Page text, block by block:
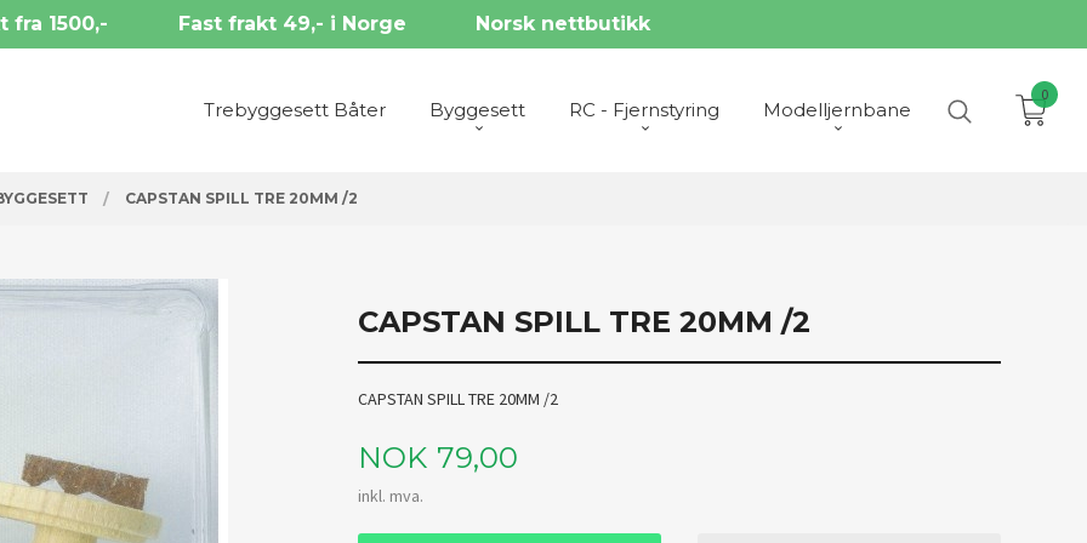
fra 1500,- Fast frakt 49,- i Norge Norsk nettbutikk
Trebyggesett Båter Byggesett RC - Fjernstyring Modelljernbane
0
CAPSTAN SPILL TRE 20MM /2
CAPSTAN SPILL TRE 20MM /2
CAPSTAN SPILL TRE 20MM /2
Pris
NOK 79,00
inkl. mva.